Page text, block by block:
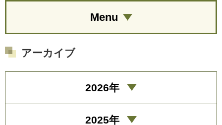
Menu
アーカイブ
2026年
2025年